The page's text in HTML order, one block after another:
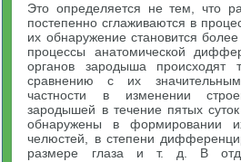
Это определяется не тем, что
постепенно сглаживаются в
их обнаружение становится
процессы анатомической
органов зародыша происходят
сравнению с их
частности в изменении
зародышей в течение пятых
обнаружены в формировании
челюстей, в степени
размере глаза и т. д. В